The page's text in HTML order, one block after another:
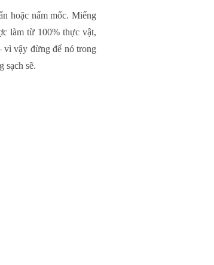
hoặc nấm mốc. Miếng
làm từ 100% thực vật,
vì vậy đừng để nó trong
sạch sẽ.